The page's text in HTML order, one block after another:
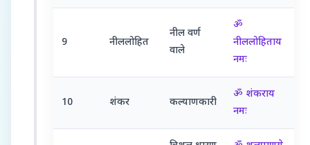
9 नीललोहित
नील वर्ण
वाले
ॐ
नीललोहिताय
नमः
10 शंकर कल्याणकारी
ॐ शंकराय
नमः